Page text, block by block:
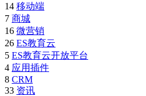
14 移动端
7 商城
16 微营销
26 ES教育云
5 ES教育云开放平台
4 应用插件
8 CRM
33 资讯